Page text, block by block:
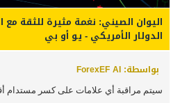
اليوان الصيني: نغمة مثيرة للثقة
الدولار الأمريكي - يو أو بي
بواسطة: ForexEF AI
سيتم مراقبة أي علامات على كسر